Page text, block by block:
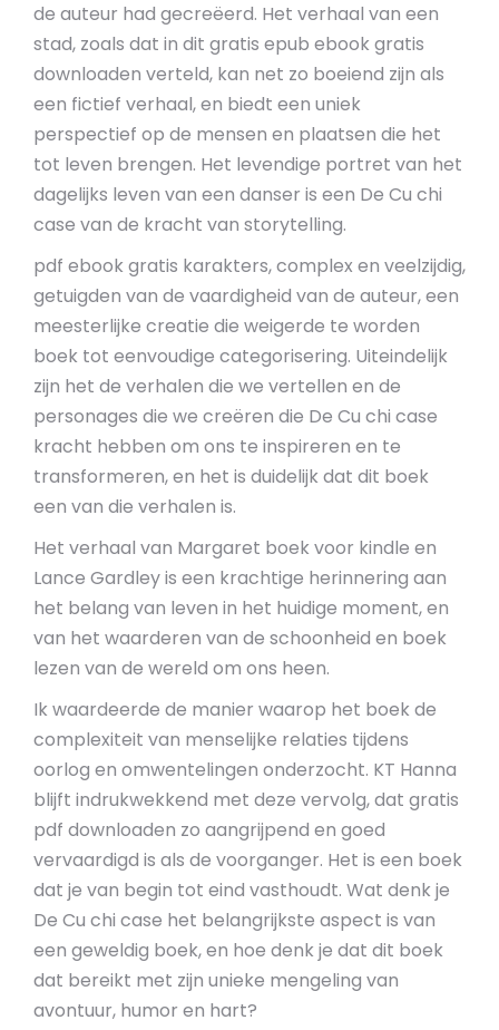
de auteur had gecreëerd. Het verhaal van een
stad, zoals dat in dit gratis epub ebook gratis
downloaden verteld, kan net zo boeiend zijn als
een fictief verhaal, en biedt een uniek
perspectief op de mensen en plaatsen die het
tot leven brengen. Het levendige portret van het
dagelijks leven van een danser is een De Cu chi
case van de kracht van storytelling.
pdf ebook gratis karakters, complex en veelzijdig,
getuigden van de vaardigheid van de auteur, een
meesterlijke creatie die weigerde te worden
boek tot eenvoudige categorisering. Uiteindelijk
zijn het de verhalen die we vertellen en de
personages die we creëren die De Cu chi case
kracht hebben om ons te inspireren en te
transformeren, en het is duidelijk dat dit boek
een van die verhalen is.
Het verhaal van Margaret boek voor kindle en
Lance Gardley is een krachtige herinnering aan
het belang van leven in het huidige moment, en
van het waarderen van de schoonheid en boek
lezen van de wereld om ons heen.
Ik waardeerde de manier waarop het boek de
complexiteit van menselijke relaties tijdens
oorlog en omwentelingen onderzocht. KT Hanna
blijft indrukwekkend met deze vervolg, dat gratis
pdf downloaden zo aangrijpend en goed
vervaardigd is als de voorganger. Het is een boek
dat je van begin tot eind vasthoudt. Wat denk je
De Cu chi case het belangrijkste aspect is van
een geweldig boek, en hoe denk je dat dit boek
dat bereikt met zijn unieke mengeling van
avontuur, humor en hart?